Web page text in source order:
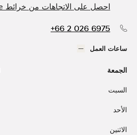
احصل على الاتجاهات من خرائط Google
+66 2 026 6975
ساعات العمل
الجمعة
السبت
الأحد
الاثنين